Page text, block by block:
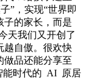
”，实现“世界即
的家长，而是
天我们又开创了
自傲。很欢快
品还能分享至
能时代的 AI 原居